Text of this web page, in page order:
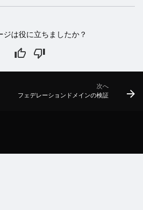
ジは役に立ちましたか？
次へ
フェデレーションドメインの検証